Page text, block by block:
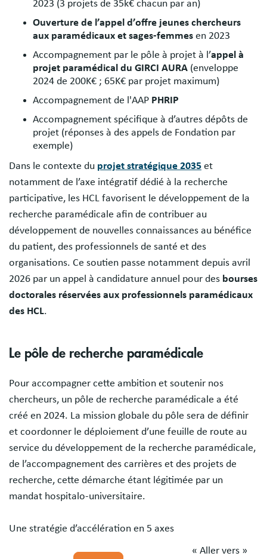
2023 (3 projets de 35k€ chacun par an)
Ouverture de l’appel d’offre jeunes chercheurs
aux paramédicaux et sages-femmes en 2023
Accompagnement par le pôle à projet à l’appel à
projet paramédical du GIRCI AURA (enveloppe
2024 de 200K€ ; 65K€ par projet maximum)
Accompagnement de l'AAP PHRIP
Accompagnement spécifique à d’autres dépôts de
projet (réponses à des appels de Fondation par
exemple)
Dans le contexte du projet stratégique 2035 et
notamment de l’axe intégratif dédié à la recherche
participative, les HCL favorisent le développement de la
recherche paramédicale afin de contribuer au
développement de nouvelles connaissances au bénéfice
du patient, des professionnels de santé et des
organisations. Ce soutien passe notamment depuis avril
2026 par un appel à candidature annuel pour des bourses
doctorales réservées aux professionnels paramédicaux
des HCL.
Le pôle de recherche paramédicale
Pour accompagner cette ambition et soutenir nos
chercheurs, un pôle de recherche paramédicale a été
créé en 2024. La mission globale du pôle sera de définir
et coordonner le déploiement d’une feuille de route au
service du développement de la recherche paramédicale,
de l’accompagnement des carrières et des projets de
recherche, cette démarche étant légitimée par un
mandat hospitalo-universitaire.
Une stratégie d’accélération en 5 axes
« Aller vers »